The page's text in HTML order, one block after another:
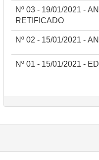
Nº 03 - 19/01/2021 -
RETIFICADO
Nº 02 - 15/01/2021 -
Nº 01 - 15/01/2021 -